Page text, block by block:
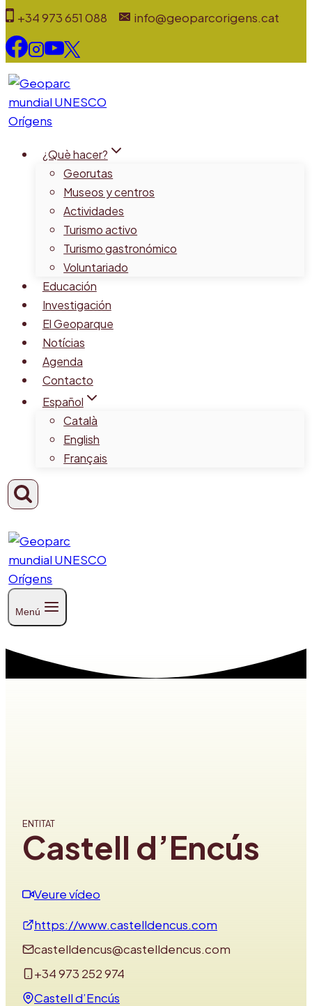
al
contenido
+34 973 651 088 info@geoparcorigens.cat
¿Què hacer?
Georutas
Museos y centros
Actividades
Turismo activo
Turismo gastronómico
Voluntariado
Educación
Investigación
El Geoparque
Notícias
Agenda
Contacto
Español
Català
English
Français
Menú
ENTITAT
Castell d’Encús
Veure vídeo
https://www.castelldencus.com
castelldencus@castelldencus.com
+34 973 252 974
Castell d’Encús